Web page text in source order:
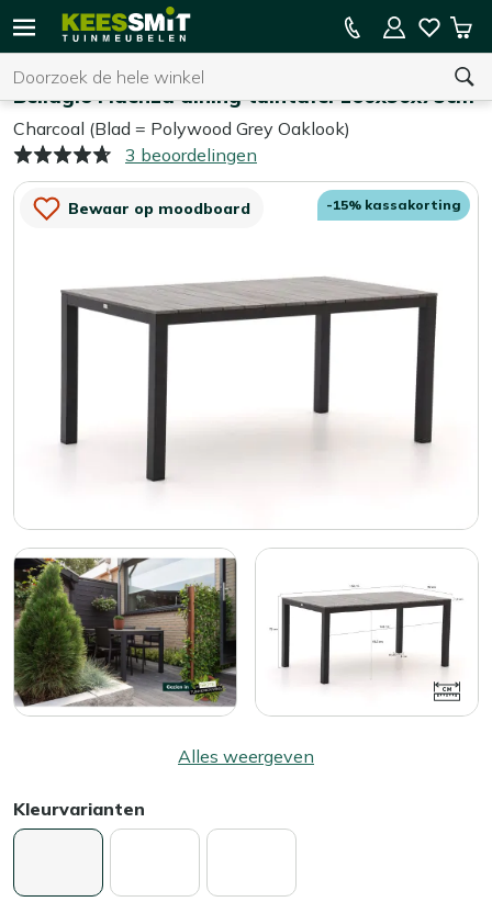
Kees
Tuinmeubelen
U heeft geen product(en) in uw winkelwagen.
15% kassakorting op de hele collectie
Bellagio Fidenza dining tuintafel 160x90x75cm
Charcoal (Blad = Polywood Grey Oaklook)
3 beoordelingen
Bewaar op moodboard -15% kassakorting
Alles weergeven
Kleurvarianten